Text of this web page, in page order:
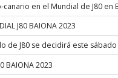
en el Mundial de J80 en
J80 BAIONA 2023
de J80 se decidirá este
BAIONA 2023